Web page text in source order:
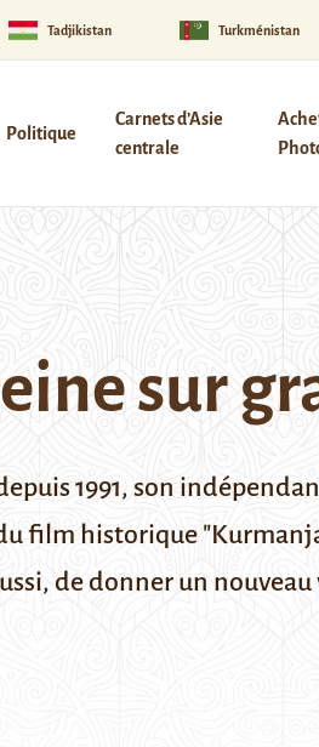
Tadjikistan Turkménistan
Politique
Carnets d’Asie
centrale
sur
1991, son
film historique
de donner un